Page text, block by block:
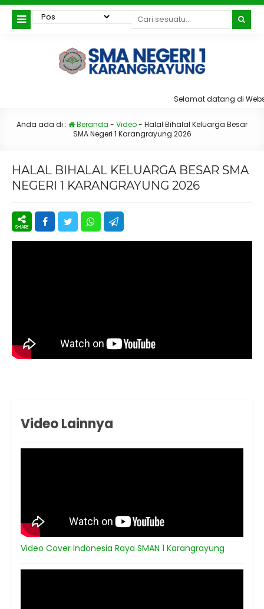
Selamat datang di
Anda ada di : Beranda - Video- Halal Bihalal Keluarga Besar
SMA Negeri 1 Karangrayung 2026
HALAL BIHALAL KELUARGA BESAR SMA
NEGERI 1 KARANGRAYUNG 2026
Video Lainnya
Video Cover Indonesia Raya SMAN 1 Karangrayung